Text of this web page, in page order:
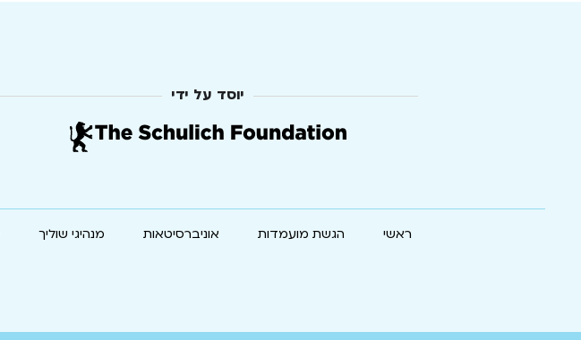
יוסד על ידי
ראשי הגשת מועמדות אוניברסיטאות מנהיגי שוליך